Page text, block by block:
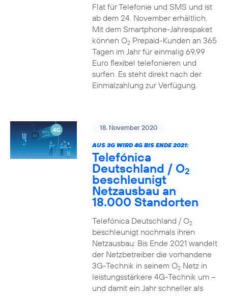
Flat für Telefonie und SMS und ist
ab dem 24. November erhältlich.
Mit dem Smartphone-Jahrespaket
können O2Prepaid-Kunden an 365
Tagen im Jahr für einmalig 69,99
Euro flexibel telefonieren und
surfen. Es steht direkt nach der
Einmalzahlung zur Verfügung.
18. November 2020
AUS 3G WIRD 4G BIS ENDE 2021:
Telefónica
Deutschland / O2
beschleunigt
Netzausbau an
18.000 Standorten
Telefónica Deutschland / O2
beschleunigt nochmals ihren
Netzausbau: Bis Ende 2021 wandelt
der Netzbetreiber die vorhandene
3G-Technik in seinem O2Netz in
leistungsstärkere 4G-Technik um –
und damit ein Jahr schneller als